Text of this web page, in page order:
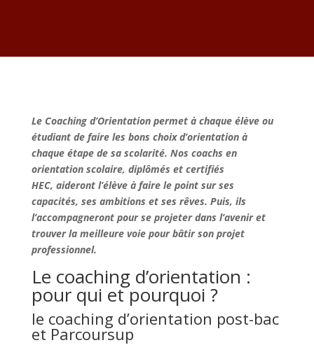
Le Coaching d’Orientation permet à chaque élève ou
étudiant de faire les bons choix d’orientation à
chaque étape de sa scolarité. Nos coachs en
orientation scolaire, diplômés et certifiés
HEC, aideront l’élève à faire le point sur ses
capacités, ses ambitions et ses rêves. Puis, ils
l’accompagneront pour se projeter dans l’avenir et
trouver la meilleure voie pour bâtir son projet
professionnel.
Le coaching d’orientation :
pour qui et pourquoi ?
le coaching d’orientation post-bac
et Parcoursup